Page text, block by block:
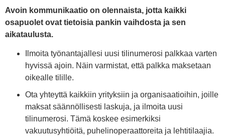
Avoin kommunikaatio on olennaista, jotta kaikki
osapuolet ovat tietoisia pankin vaihdosta ja sen
aikataulusta.
Ilmoita työnantajallesi uusi tilinumerosi palkkaa varten
hyvissä ajoin. Näin varmistat, että palkka maksetaan
oikealle tilille.
Ota yhteyttä kaikkiin yrityksiin ja organisaatioihin, joille
maksat säännöllisesti laskuja, ja ilmoita uusi
tilinumerosi. Tämä koskee esimerkiksi
vakuutusyhtiöitä, puhelinoperaattoreita ja lehtitilaajia.